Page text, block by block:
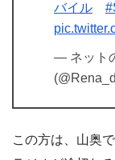
バイル
— ネット
この方は、山奥